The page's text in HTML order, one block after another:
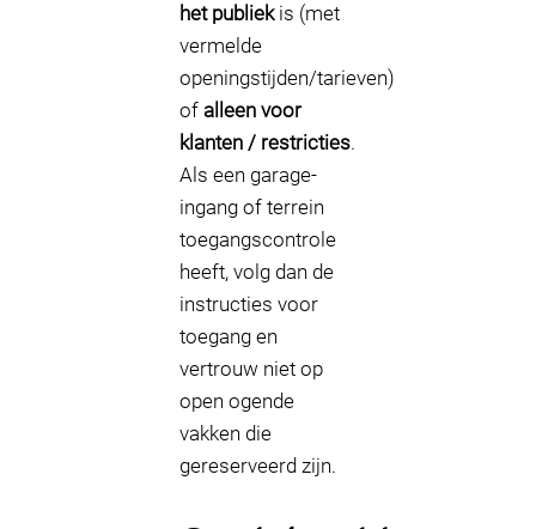
het publiekis (met
vermelde
openingstijden/tarieven)
of alleen voor
klanten / restricties.
Als een garage-
ingang of terrein
toegangscontrole
heeft, volg dan de
instructies voor
toegang en
vertrouw niet op
open ogende
vakken die
gereserveerd zijn.